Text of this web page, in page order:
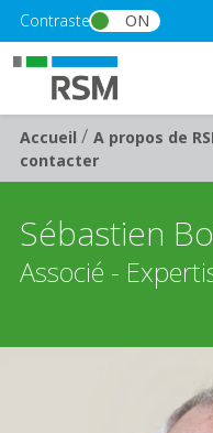
Skip to main content
Contraste ON
Breadcrumb
Accueil/ A propos de
contacter
Sébastien
Associé -